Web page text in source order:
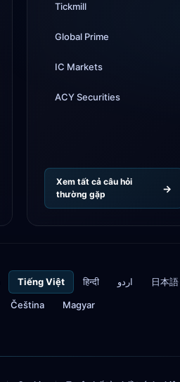
Tickmill
Global Prime
IC Markets
ACY Securities
Xem tất cả câu hỏi
thường gặp
Tiếng Việt हिन्दी اردو 日本語
Čeština Magyar